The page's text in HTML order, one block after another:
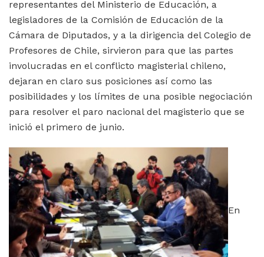
representantes del Ministerio de Educación, a
legisladores de la Comisión de Educación de la
Cámara de Diputados, y a la dirigencia del Colegio de
Profesores de Chile, sirvieron para que las partes
involucradas en el conflicto magisterial chileno,
dejaran en claro sus posiciones así como las
posibilidades y los límites de una posible negociación
para resolver el paro nacional del magisterio que se
inició el primero de junio.
En